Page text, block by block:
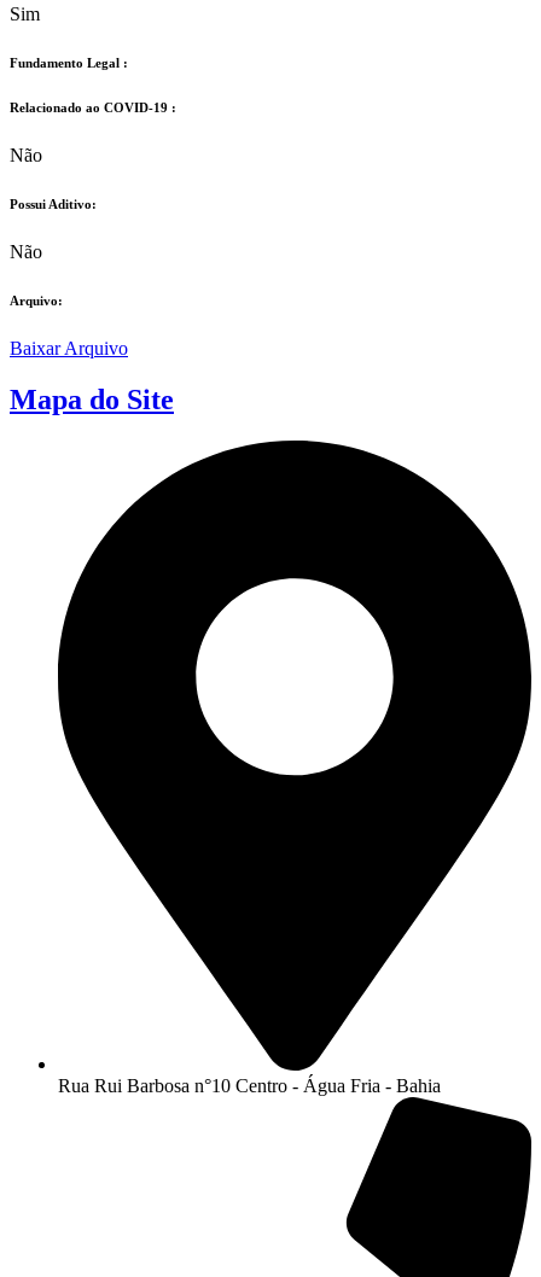
Sim
Fundamento Legal :​
Relacionado ao COVID-19 :​
Não
Possui Aditivo:​
Não
Arquivo:
Baixar Arquivo
Mapa do Site
Rua Rui Barbosa n°10 Centro - Água Fria - Bahia